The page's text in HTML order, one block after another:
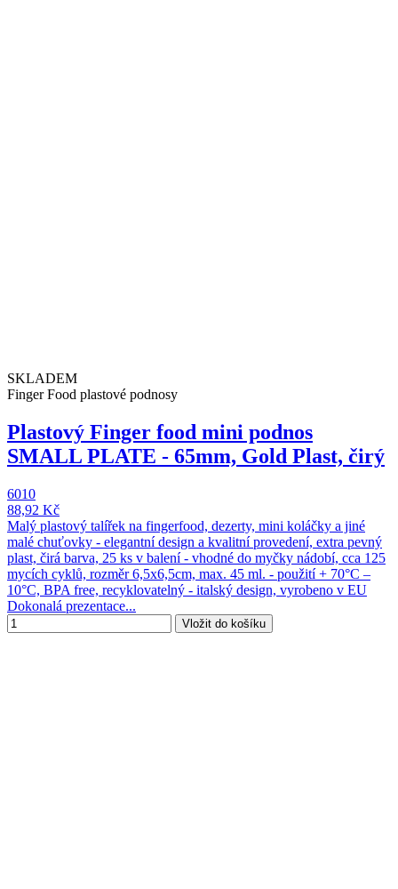
SKLADEM
Finger Food plastové podnosy
Plastový Finger food mini podnos
SMALL PLATE - 65mm, Gold Plast, čirý
6010
88,92 Kč
Malý plastový talířek na fingerfood, dezerty, mini koláčky a jiné
malé chuťovky - elegantní design a kvalitní provedení, extra pevný
plast, čirá barva, 25 ks v balení - vhodné do myčky nádobí, cca 125
mycích cyklů, rozměr 6,5x6,5cm, max. 45 ml. - použití + 70°C –
10°C, BPA free, recyklovatelný - italský design, vyrobeno v EU
Dokonalá prezentace...
Vložit do košíku